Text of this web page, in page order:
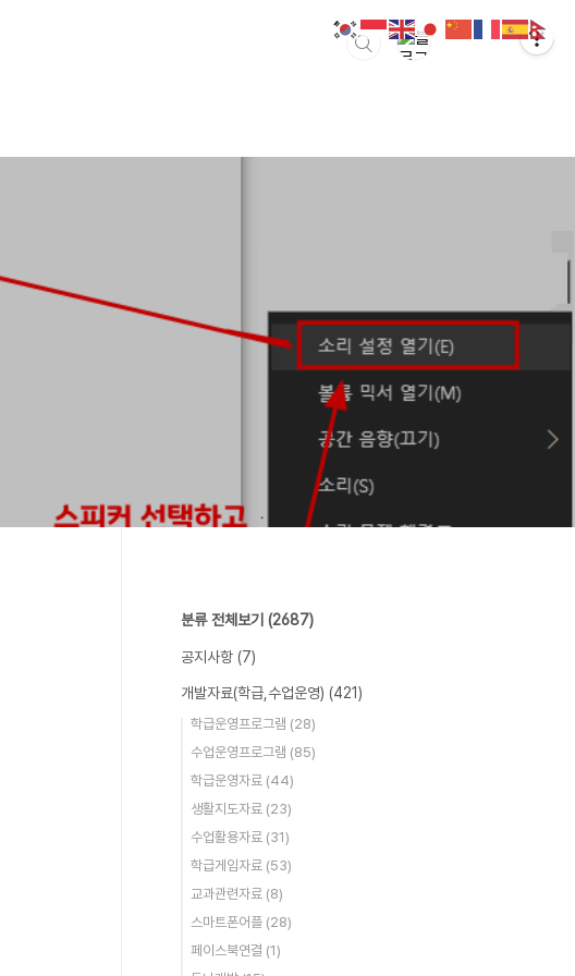
분류 전체보기 (2687)
공지사항 (7)
개발자료(학급,수업운영) (421)
학급운영프로그램 (28)
수업운영프로그램 (85)
학급운영자료 (44)
생활지도자료 (23)
수업활용자료 (31)
학급게임자료 (53)
교과관련자료 (8)
스마트폰어플 (28)
페이스북연결 (1)